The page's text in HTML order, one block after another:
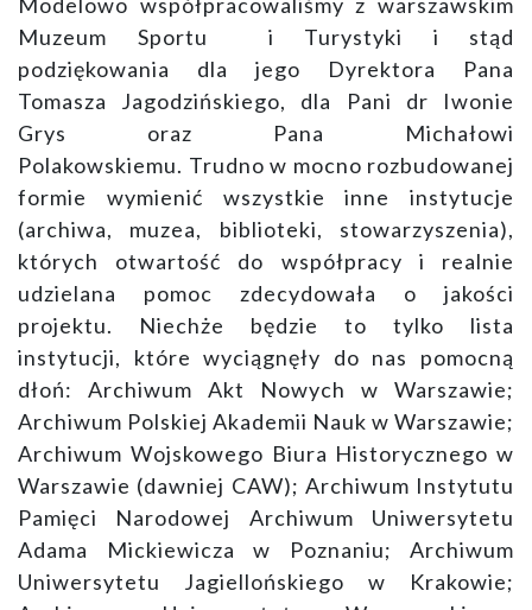
Muzeum Sportu i Turystyki i stąd
podziękowania dla jego Dyrektora Pana
Tomasza Jagodzińskiego, dla Pani dr Iwonie
Grys oraz Pana Michałowi
Polakowskiemu. Trudno w mocno rozbudowanej
formie wymienić wszystkie inne instytucje
(archiwa, muzea, biblioteki, stowarzyszenia),
których otwartość do współpracy i realnie
udzielana pomoc zdecydowała o jakości
projektu. Niechże będzie to tylko lista
instytucji, które wyciągnęły do nas pomocną
dłoń: Archiwum Akt Nowych w Warszawie;
Archiwum Polskiej Akademii Nauk w Warszawie;
Archiwum Wojskowego Biura Historycznego w
Warszawie (dawniej CAW); Archiwum Instytutu
Pamięci Narodowej Archiwum Uniwersytetu
Adama Mickiewicza w Poznaniu; Archiwum
Uniwersytetu Jagiellońskiego w Krakowie;